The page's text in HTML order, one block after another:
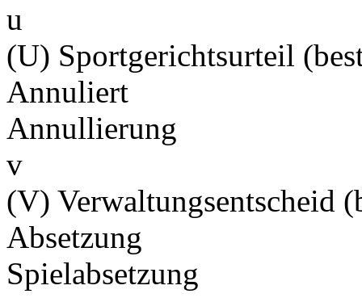
u
(U) Sportgerichtsurteil
Annuliert
Annullierung
v
(V) Verwaltungsentscheid
Absetzung
Spielabsetzung